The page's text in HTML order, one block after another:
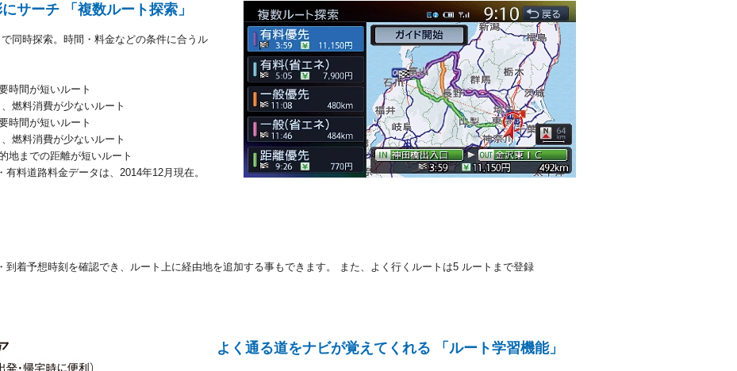
サーチ 「複数ルート探索」
同時探索。時間・料金などの条件に合うル
時間が短いルート
燃料消費が少ないルート
時間が短いルート
燃料消費が少ないルート
地までの距離が短いルート
料道路料金データは、2014年12月現在。
到着予想時刻を確認でき、ルート上に経由地を追加する事もできます。 また、よく行くルートは5 ルートまで登録
よく通る道をナビが覚えてくれる 「ルート学習機能」